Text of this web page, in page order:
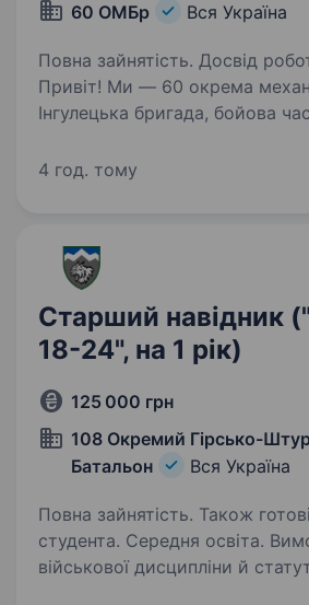
60 ОМБр
Вся Україна
Повна зайнятість. Досвід
Привіт! Ми — 60 окрема
Інгулецька бригада, бойова
за захист нашої України. Якщо
4 год. тому
Старший навідник
18-24", на 1 рік)
125 000 грн
108 Окремий Гірсько-
Батальон
Вся Україна
Повна зайнятість. Також
студента. Середня освіта. Вимоги: дотримання
військової дисципліни й